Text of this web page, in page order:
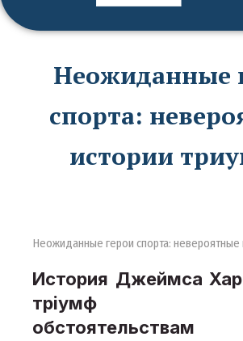
Неожиданные
спорта:
истории
Неожиданные герои спорта:
История Джеймса
тріумф
обстоятельствам